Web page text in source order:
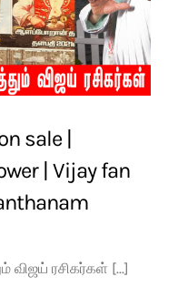
sale |
| Vijay fan
விஜய் ரசிகர்கள் [...]